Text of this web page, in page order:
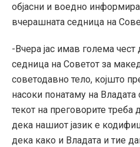
објасни и воедно
вчерашната седница на
-Вчера јас имав голема
седница на Советот за
советодавно тело, којшто
насоки понатаму на
текот на преговорите треба
дека нашиот јазик е
дека како и Владата и тие